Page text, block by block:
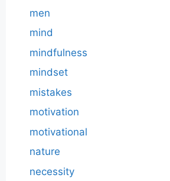
men
mind
mindfulness
mindset
mistakes
motivation
motivational
nature
necessity